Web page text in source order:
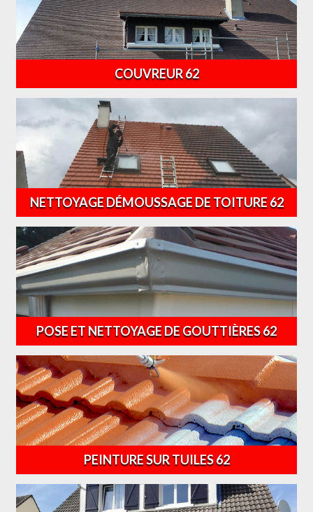
COUVREUR 62
NETTOYAGE DÉMOUSSAGE DE TOITURE 62
POSE ET NETTOYAGE DE GOUTTIÈRES 62
PEINTURE SUR TUILES 62